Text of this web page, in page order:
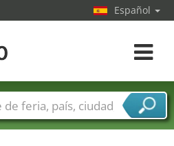
Español
toggle
Países
Ciudades